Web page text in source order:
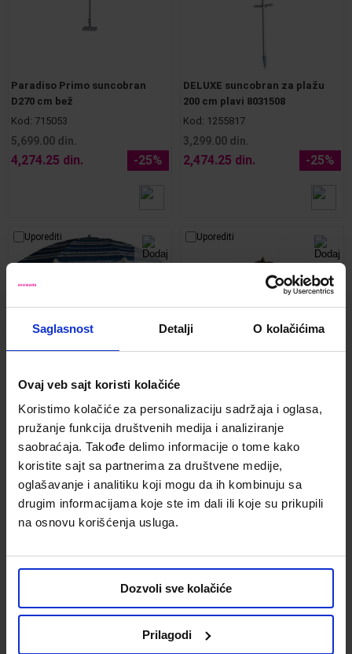
Saglasnost Detalji O kolačićima
Ovaj veb sajt koristi kolačiće
Koristimo kolačiće za personalizaciju sadržaja i oglasa,
pružanje funkcija društvenih medija i analiziranje
saobraćaja. Takođe delimo informacije o tome kako
koristite sajt sa partnerima za društvene medije,
oglašavanje i analitiku koji mogu da ih kombinuju sa
drugim informacijama koje ste im dali ili koje su prikupili
na osnovu korišćenja usluga.
Dozvoli sve kolačiće
Prilagodi
Paradiso Primo suncobran
D270 cm bež
Kod: 715053
5,699.00 din.
4,274.25 din. -25%
DELUXE suncobran za plažu
200 cm plavi 8031508
Kod: 1255817
3,299.00 din.
2,474.25 din. -25%
Uporediti
DELUXE suncobran za plažu
200 cm sivi 8031507
1255818
3,199.00 din.
2,399.25 din. -25%
Uporediti
Suncobran Malaga 300cm sivi
8041062
1255857
12,899.00 din.
9,674.25 din.
Uporediti Uporediti